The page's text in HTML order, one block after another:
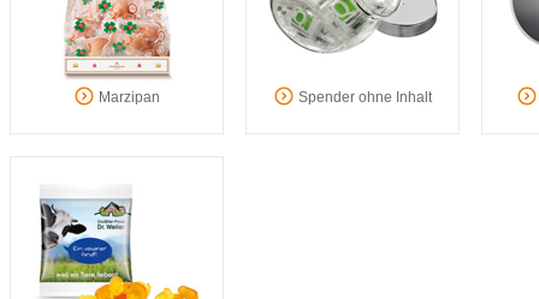
Marzipan Spender ohne Inhalt